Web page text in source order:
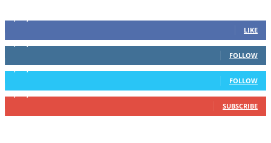
LIKE
1,102,345 Followers
FOLLOW
1,004,523 Followers
FOLLOW
4,500,345 Subscribers
SUBSCRIBE